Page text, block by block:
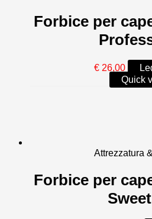
Forbice per
€26,00
Quick
Attrezzatura
Forbice per